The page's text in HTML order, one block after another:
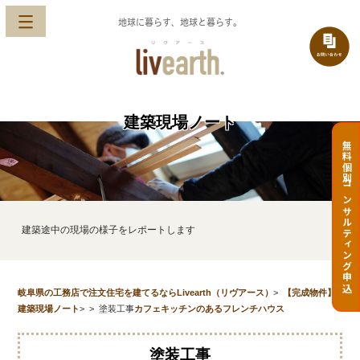
地球に暮らす、地球と暮らす。
無料個別コンサルティング申込
建築現場ノート
建築途中の現場の様子をレポートします
岐阜県の工務店で注文住宅を建てるならLivearth（リヴアース）>
建築現場ノート>
【完成物件】
カフェキッチンのあるフレンチハウス
> 塗装工事
塗装工事